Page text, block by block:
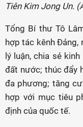
Tiên Kim Jong Un.
Tổng Bí thư Tô
hợp tác kênh
lý luận, chia sẻ
đất nước; thúc đẩy
đa phương; tăng
hợp với mục tiêu
định của quốc tế.